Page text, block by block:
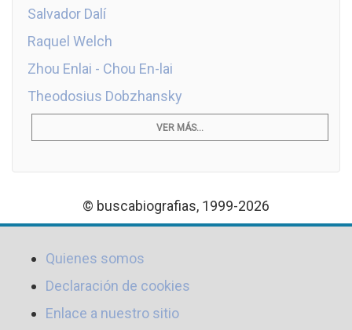
Salvador Dalí
Raquel Welch
Zhou Enlai - Chou En-lai
Theodosius Dobzhansky
VER MÁS...
© buscabiografias, 1999-2026
Quienes somos
Declaración de cookies
Enlace a nuestro sitio